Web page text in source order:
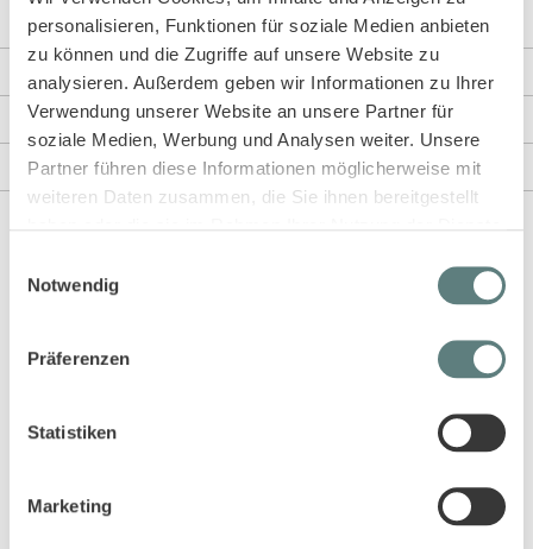
personalisieren, Funktionen für soziale Medien anbieten
zu können und die Zugriffe auf unsere Website zu
analysieren. Außerdem geben wir Informationen zu Ihrer
Verwendung unserer Website an unsere Partner für
soziale Medien, Werbung und Analysen weiter. Unsere
Partner führen diese Informationen möglicherweise mit
weiteren Daten zusammen, die Sie ihnen bereitgestellt
Notwendig
Präferenzen
Statistiken
Marketing
Weitere Informationen
Rezensionen
Angaben zur Produktsicherheit